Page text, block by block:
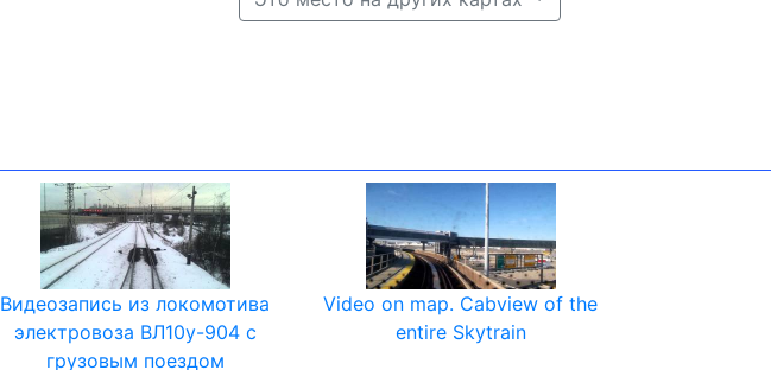
Видеозапись из локомотива
электровоза ВЛ10у-904 с
грузовым поездом
Video on map. Cabview of the
entire Skytrain